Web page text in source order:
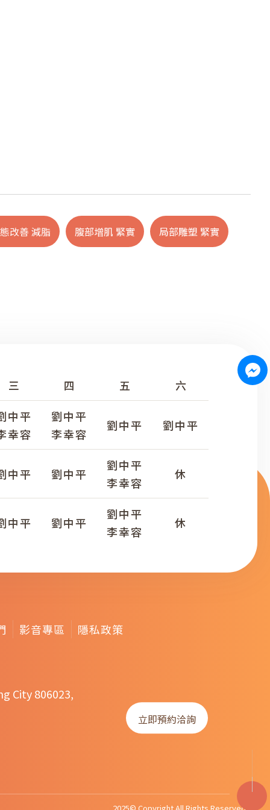
改善 減脂 腹部增肌 緊實 局部雕塑 緊實
三 四 五
六
中平
幸容
劉中平
李幸容
劉中平 劉中平
中平 劉中平
劉中平
李幸容
休
中平 劉中平
劉中平
李幸容
休
影音專區 隱私政策
City 806023,
立即預約洽詢